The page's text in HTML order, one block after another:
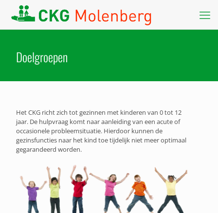
Doelgroepen
Het CKG richt zich tot gezinnen met kinderen van 0 tot 12
jaar. De hulpvraag komt naar aanleiding van een acute of
occasionele probleemsituatie. Hierdoor kunnen de
gezinsfuncties naar het kind toe tijdelijk niet meer optimaal
gegarandeerd worden.